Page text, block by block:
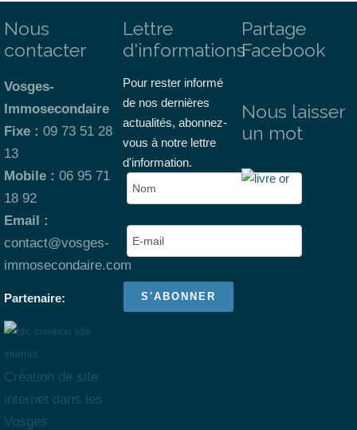
Nous
contacter
Vosges-
Immosecondaire
Fixe : 09 73 51 28
13
Mobile : 06 95 71
18 92
Email :
contact@vosges-
immosecondaire.com
Partenaire:
Création de site
internet dans les
Vosges
Lettre
d'informations
Pour rester informé
de nos dernières
actualités, abonnez-
vous à notre lettre
d'information.
Partage
Facebook
Nous laisser
un mot